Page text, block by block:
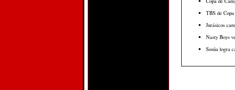
TBS de
Jurásicos
Nasty Boys
Sosúa logra